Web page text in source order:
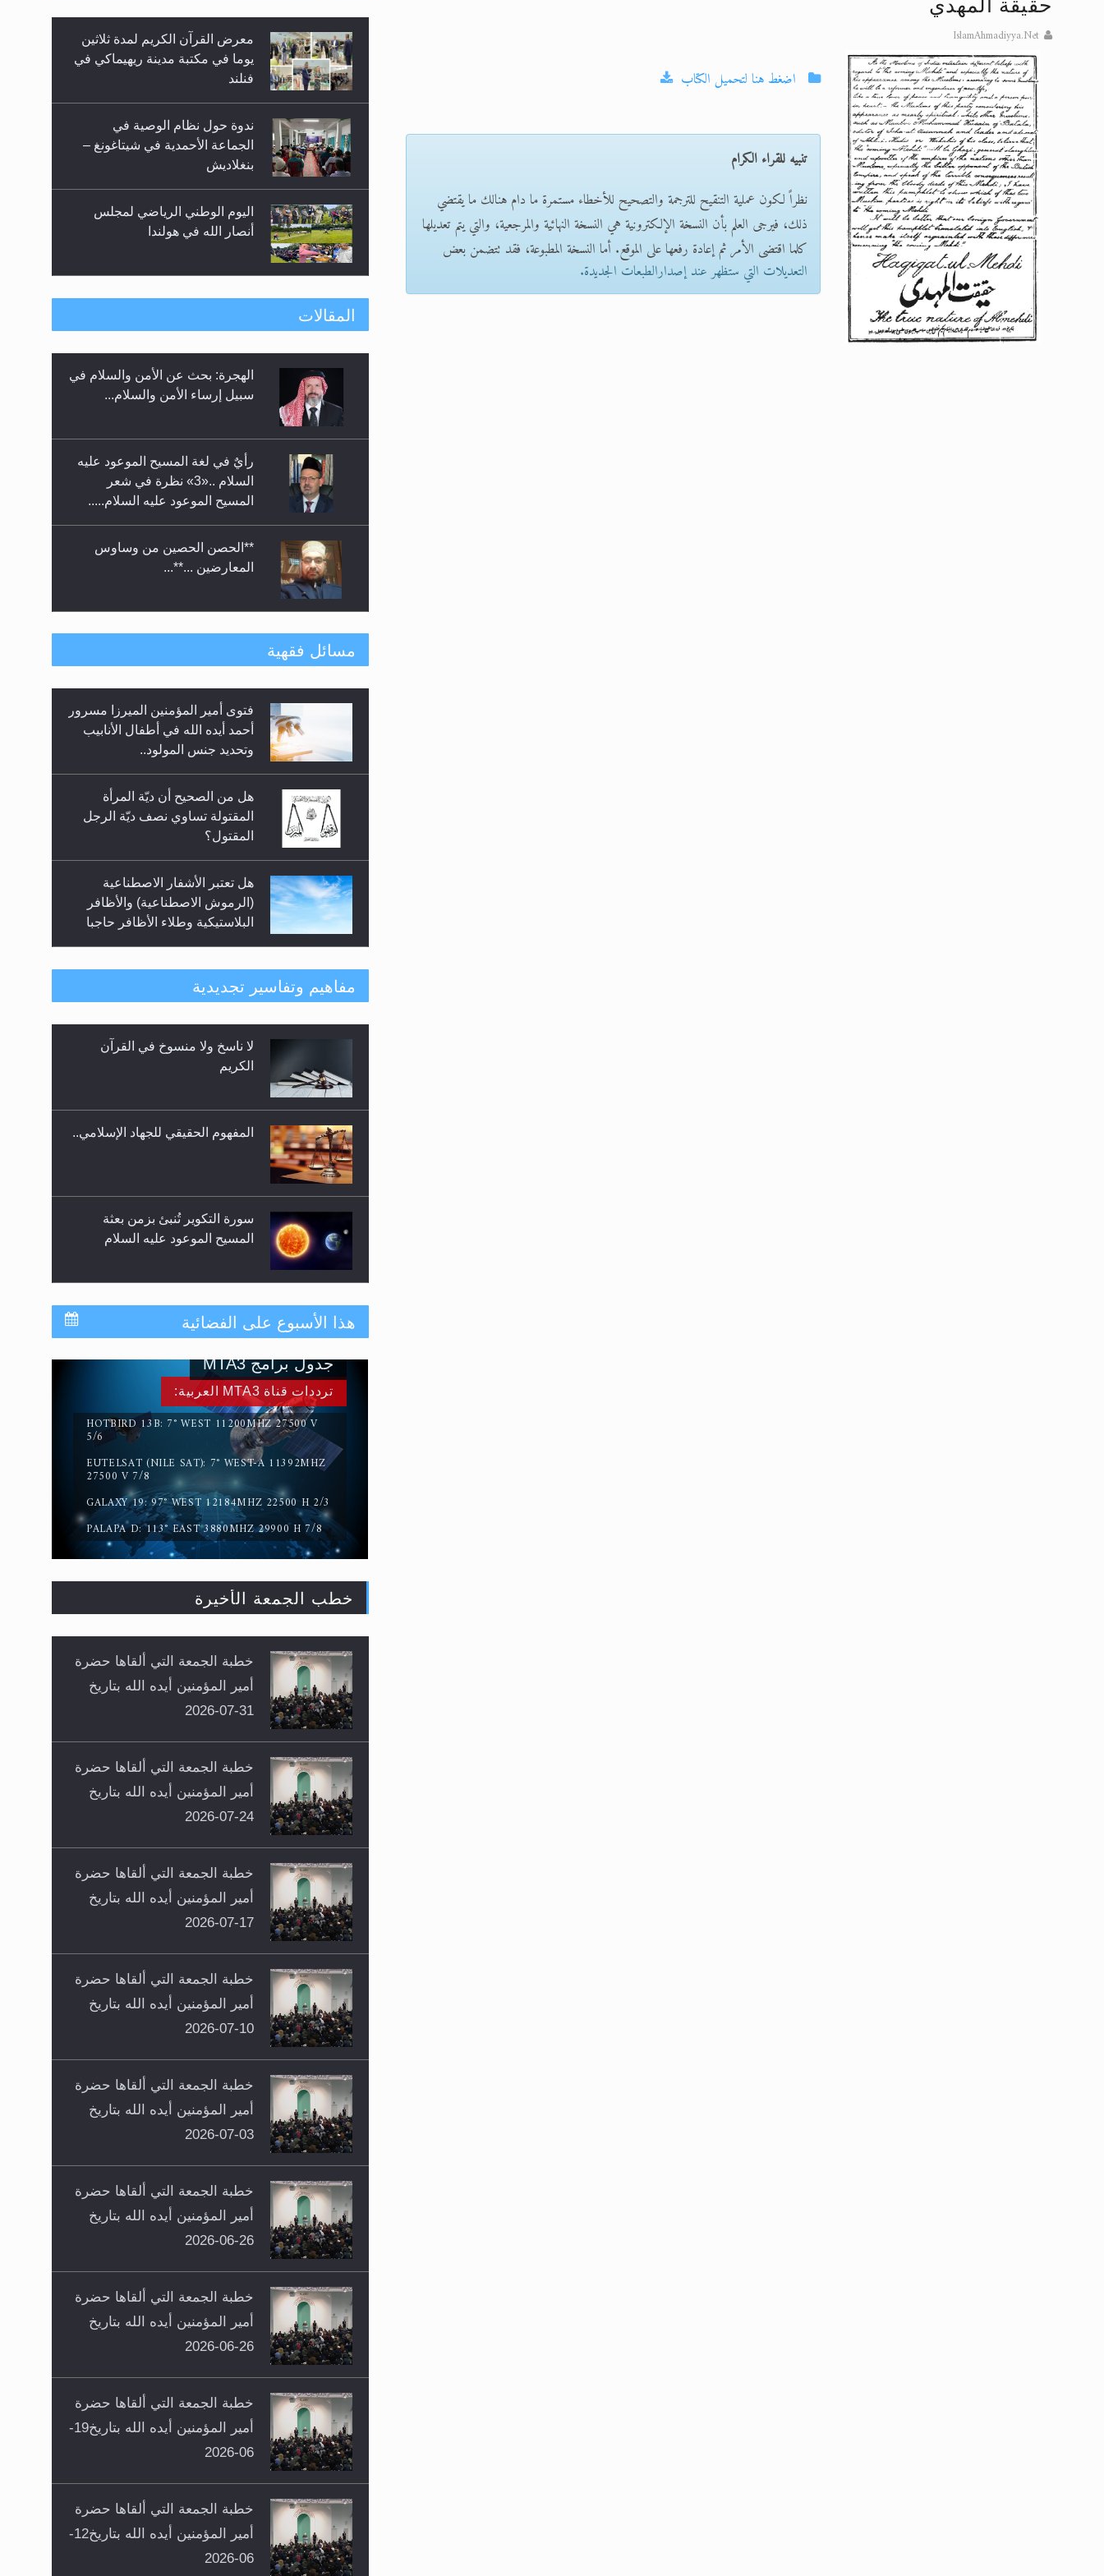
تعميم هامّ لأفراد الجماعة >> المزيد
تعميم هامّ لأفراد الجماعة >> المزيد
إعلان هامّ بخصوص الرسائل المرسلة إلى حضرة امير المؤمنين أيده الله والمكتب العربي >> المزيد
للانتقال إلى كافة الردود على القمص زكريا يطرس وأعداء الإسلام اضغط هنا >> المزيد
اقرأ هذا الكتاب وتعرّف على حقيقة الإسراء والمعراج >> المزيد
عرض مصوَّر لأقوال المستشرقين في خاتم النبيين صلى الله عليه وسلم >> المزيد
حقيقة المهدي
IslamAhmadiyya.Net
اضغط هنا لتحميل الكتاب
تنبيه للقراء الكرام
نظراً لكون عملية التنقيح للترجمة والتصحيح للأخطاء مستمرة ما دام هنالك ما يقتضي
ذلك، فيرجى العلم بأن النسخة الإلكترونية هي النسخة النهائية والمرجعية، والتي يتم تعديلها
كلما اقتضى الأمر ثم إعادة رفعها على الموقع. أما النسخة المطبوعة، فقد تتضمن بعض
التعديلات التي ستظهر عند إصدارالطبعات الجديدة.
معرض القرآن الكريم لمدة ثلاثين
يوما في مكتبة مدينة ريهيماكي في
فنلند
ندوة حول نظام الوصية في
الجماعة الأحمدية في شيتاغونغ –
بنغلاديش
اليوم الوطني الرياضي لمجلس
أنصار الله في هولندا
إتمام حفظ القرآن الكريم لثلاثة
حفل توزيع الشهادات في الجامعة
الأحمدية بنيجيريا لعام 2025
المقالات
الهجرة: بحث عن الأمن والسلام في
سبيل إرساء الأمن والسلام...
رأيٌ في لغة المسيح الموعود عليه
السلام ..«3» نظرة في شعر
المسيح الموعود عليه السلام.....
**الحصن الحصين من وساوس
المعارضين ...**...
متطلَّبات التّحريك الجديد...
رأيٌ في لغة المسيح الموعود عليه
السلام.. 4...
مسائل فقهية
فتوى أمير المؤمنين الميرزا مسرور
أحمد أيده الله في أطفال الأنابيب
وتحديد جنس المولود..
هل من الصحيح أن ديّة المرأة
المقتولة تساوي نصف ديّة الرجل
المقتول؟
هل تعتبر الأشفار الاصطناعية
(الرموش الاصطناعية) والأظافر
البلاستيكية وطلاء الأظافر حاجبا
هل يُحسب حول الزكاة وفق السنة
الميلادية أو الهجرية؟
هل يجوز فتح مشروع كوافير نسائي
للمحجبات وغير المحجبات؟
مفاهيم وتفاسير تجديدية
لا ناسخ ولا منسوخ في القرآن
الكريم
المفهوم الحقيقي للجهاد الإسلامي..
سورة التكوير تُنبئ بزمن بعثة
المسيح الموعود عليه السلام
حقيقة المسيح الدجال
القرآن قاضٍ وحكمٌ على السنة
ومهيمنٌ عليها.. ليس العكس
هذا الأسبوع على الفضائية
ترددات قناة MTA3 العربية:
HOTBIRD 13B: 7° WEST 11200MHZ 27500 V
5/6
EUTELSAT (NILE SAT): 7° WEST-A 11392MHZ
27500 V 7/8
GALAXY 19: 97° WEST 12184MHZ 22500 H 2/3
PALAPA D: 113° EAST 3880MHZ 29900 H 7/8
جدول برامج MTA3
خطب الجمعة الأخيرة
خطبة الجمعة التي ألقاها حضرة
أمير المؤمنين أيده الله بتاريخ
31-07-2026
خطبة الجمعة التي ألقاها حضرة
أمير المؤمنين أيده الله بتاريخ
24-07-2026
خطبة الجمعة التي ألقاها حضرة
أمير المؤمنين أيده الله بتاريخ
17-07-2026
خطبة الجمعة التي ألقاها حضرة
أمير المؤمنين أيده الله بتاريخ
10-07-2026
خطبة الجمعة التي ألقاها حضرة
أمير المؤمنين أيده الله بتاريخ
03-07-2026
خطبة الجمعة التي ألقاها حضرة
أمير المؤمنين أيده الله بتاريخ
26-06-2026
خطبة الجمعة التي ألقاها حضرة
أمير المؤمنين أيده الله بتاريخ
26-06-2026
خطبة الجمعة التي ألقاها حضرة
أمير المؤمنين أيده الله بتاريخ19-
06-2026
خطبة الجمعة التي ألقاها حضرة
أمير المؤمنين أيده الله بتاريخ12-
06-2026